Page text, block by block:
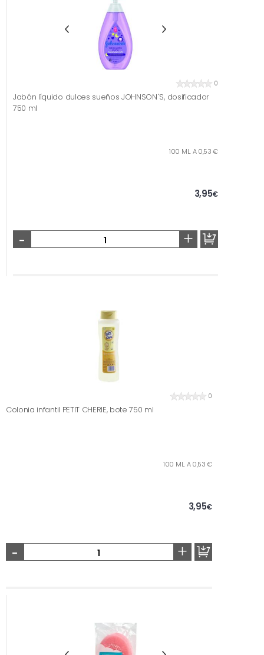
0
Jabón líquido dulces sueños JOHNSON`S, dosificador
750 ml
100 ML. A 0,53 €
3,95€
- +
0
Colonia infantil PETIT CHERIE, bote 750 ml
100 ML. A 0,53 €
3,95€
- +